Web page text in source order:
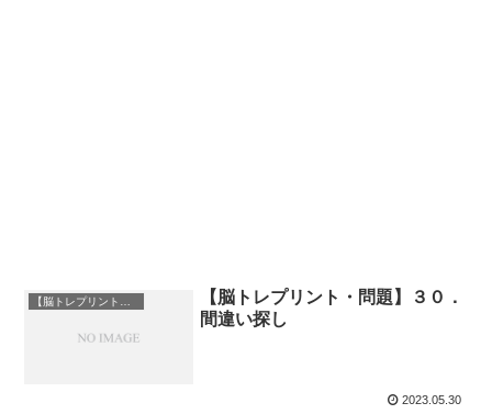
【脳トレプリント・問題】３０．
間違い探し
2023.05.30